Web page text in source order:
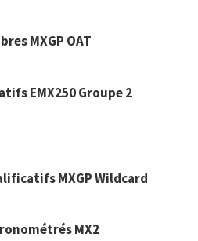
MXGP OAT
EMX250 Groupe 2
MXGP Wildcard
MX2